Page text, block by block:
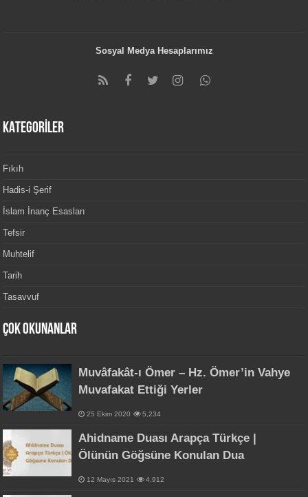
Sosyal Medya Hesaplarımız
KATEGORİLER
Fıkıh
Hadis-i Şerif
İslam İnanç Esasları
Tefsir
Muhtelif
Tarih
Tasavvuf
Çok Okunanlar
Muvâfakât-ı Ömer – Hz. Ömer’in Vahye
Muvafakat Ettiği Yerler
25 Ekim 2020 5,234
Ahidname Duası Arapça Türkçe |
Ölünün Göğsüne Konulan Dua
12 Mayıs 2021 4,912